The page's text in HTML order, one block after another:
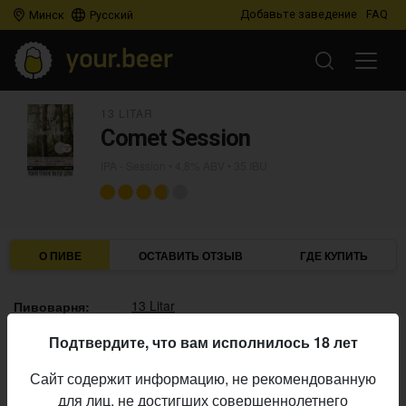
Минск Русский Добавьте заведение FAQ
Comet Session
О ПИВЕ ОСТАВИТЬ ОТЗЫВ ГДЕ КУПИТЬ
Пивоварня:
13 Litar
Плотность:
12,0%
Алкоголь:
4,8%
35 IBU
Подтвердите, что вам исполнилось 18 лет
Сайт содержит информацию, не рекомендованную
для лиц, не достигших совершеннолетнего